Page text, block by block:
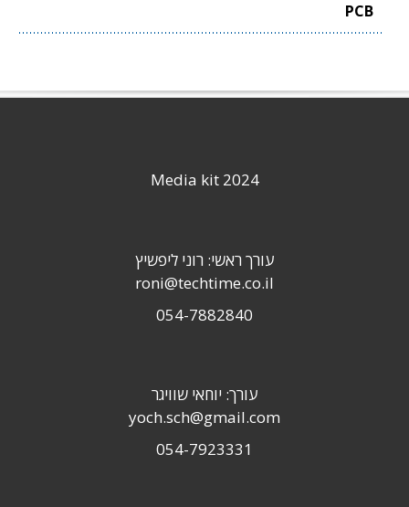
PCB
Media kit 2024
עורך ראשי: רוני ליפשיץ
roni@techtime.co.il
054-7882840
עורך: יוחאי שוויגר
yoch.sch@gmail.com
054-7923331